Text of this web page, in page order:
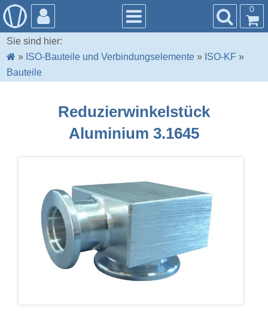
0
Sie sind hier:
» ISO-Bauteile und Verbindungselemente » ISO-KF »
Bauteile
Reduzierwinkelstück
Aluminium 3.1645